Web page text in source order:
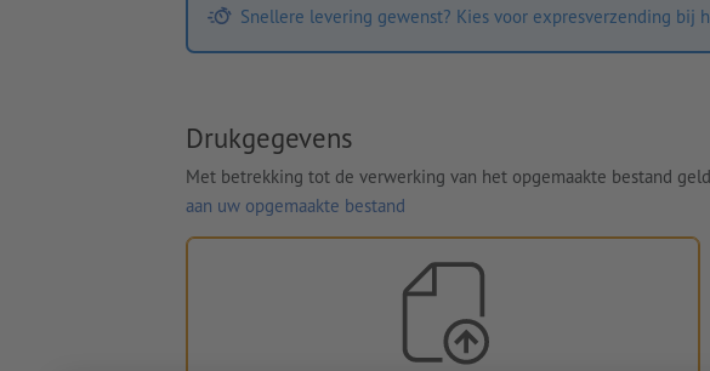
Snellere levering gewenst? Kies voor expresverzending bij
Drukgegevens
Met betrekking tot de verwerking van het opgemaakte bestand
aan uw opgemaakte bestand